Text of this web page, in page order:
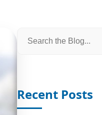
Recent Posts